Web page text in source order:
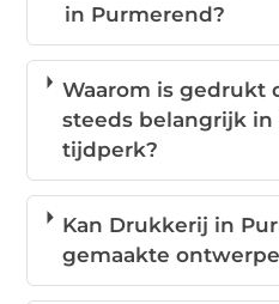
in Purmerend?
Waarom is gedrukt
steeds belangrijk
tijdperk?
Kan Drukkerij in
gemaakte